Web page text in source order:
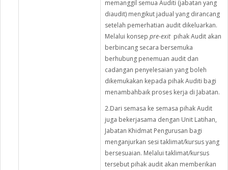
memanggil semua Auditi (jabatan yang
diaudit) mengikut jadual yang dirancang
setelah pemerhatian audit dikeluarkan.
Melalui konsep pre-exitpihak Audit akan
berbincang secara bersemuka
berhubung penemuan audit dan
cadangan penyelesaian yang boleh
dikemukakan kepada pihak Auditi bagi
menambahbaik proses kerja di Jabatan.
2.Dari semasa ke semasa pihak Audit
juga bekerjasama dengan Unit Latihan,
Jabatan Khidmat Pengurusan bagi
menganjurkan sesi taklimat/kursus yang
bersesuaian. Melalui taklimat/kursus
tersebut pihak audit akan memberikan